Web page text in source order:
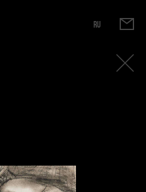
RU